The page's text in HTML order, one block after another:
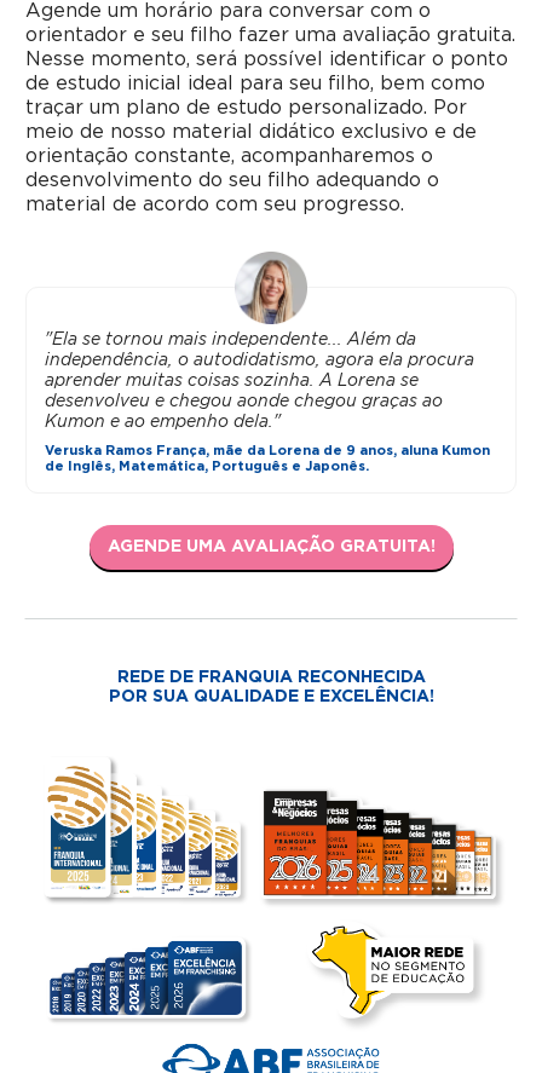
Agende um horário para conversar com o
orientador e seu filho fazer uma avaliação gratuita.
Nesse momento, será possível identificar o ponto
de estudo inicial ideal para seu filho, bem como
traçar um plano de estudo personalizado. Por
meio de nosso material didático exclusivo e de
orientação constante, acompanharemos o
desenvolvimento do seu filho adequando o
material de acordo com seu progresso.
"Ela se tornou mais independente... Além da
independência, o autodidatismo, agora ela procura
aprender muitas coisas sozinha. A Lorena se
desenvolveu e chegou aonde chegou graças ao
Kumon e ao empenho dela."
Veruska Ramos França, mãe da Lorena de 9 anos, aluna Kumon
de Inglês, Matemática, Português e Japonês.
AGENDE UMA AVALIAÇÃO GRATUITA!
REDE DE FRANQUIA RECONHECIDA
POR SUA QUALIDADE E EXCELÊNCIA!